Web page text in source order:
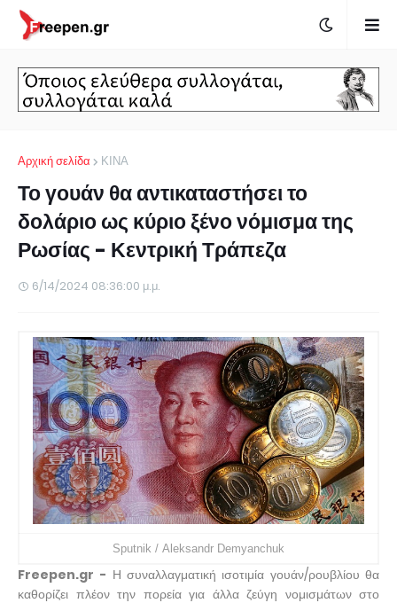
Αρχική σελίδα ΚΙΝΑ
Το γουάν θα αντικαταστήσει το
δολάριο ως κύριο ξένο νόμισμα της
Ρωσίας - Κεντρική Τράπεζα
6/14/2024 08:36:00 μ.μ.
Sputnik / Aleksandr Demyanchuk
Freepen.gr - Η συναλλαγματική ισοτιμία γουάν/ρουβλίου θα
καθορίζει πλέον την πορεία για άλλα ζεύγη νομισμάτων στο